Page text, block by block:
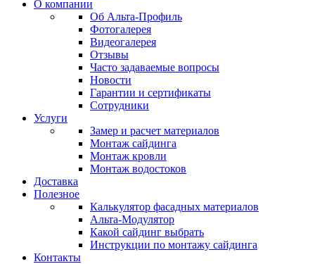
О компании
Об Альта-Профиль
Фотогалерея
Видеогалерея
Отзывы
Часто задаваемые вопросы
Новости
Гарантии и сертификаты
Сотрудники
Услуги
Замер и расчет материалов
Монтаж сайдинга
Монтаж кровли
Монтаж водостоков
Доставка
Полезное
Калькулятор фасадных материалов
Альта-Модулятор
Какой сайдинг выбрать
Инструкции по монтажу сайдинга
Контакты